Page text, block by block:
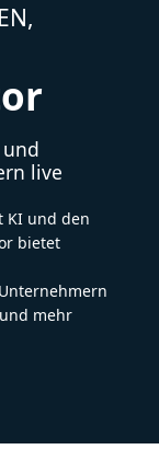
live
KI und den
bietet
mehr